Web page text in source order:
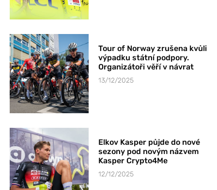
Tour of Norway zrušena kvůli
výpadku státní podpory.
Organizátoři věří v návrat
13/12/2025
Elkov Kasper půjde do nové
sezony pod novým názvem
Kasper Crypto4Me
12/12/2025